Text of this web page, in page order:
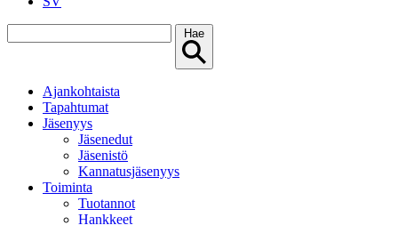
Hae
Ajankohtaista
Tapahtumat
Jäsenyys
Jäsenedut
Jäsenistö
Kannatusjäsenyys
Toiminta
Tuotannot
Hankkeet